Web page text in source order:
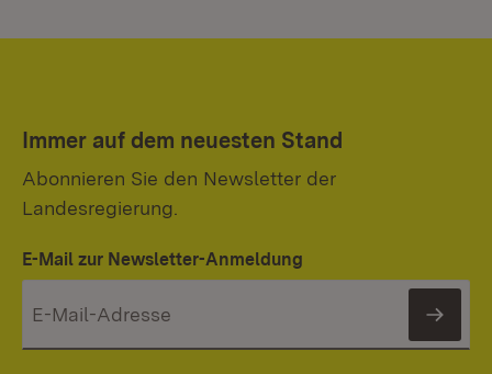
Immer auf dem neuesten Stand
Abonnieren Sie den Newsletter der
Landesregierung.
E-Mail zur Newsletter-Anmeldung